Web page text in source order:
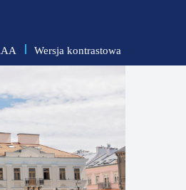
zwiększ
Wersja kontrastowa